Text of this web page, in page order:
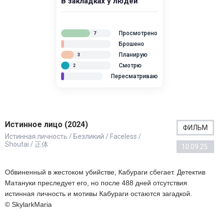
Просмотрено
7
Брошено
Планирую
3
Смотрю
2
Пересматриваю
Истинное лицо (2024)
Истинная личность / Безликий / Faceless /
Shoutai / 正体
ФИЛЬМ
10.09.25
Обвиненный в жестоком убийстве, Кабураги сбегает. Детектив
Матануки преследует его, но после 488 дней отсутствия
истинная личность и мотивы Кабураги остаются загадкой.
© SkylarkMaria